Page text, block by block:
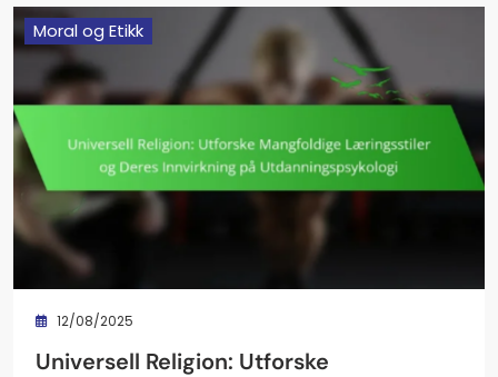
Moral og Etikk
12/08/2025
Universell Religion: Utforske